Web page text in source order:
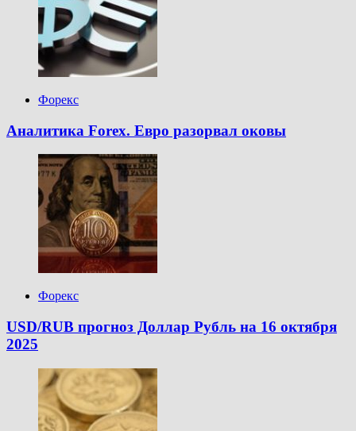
Форекс
Аналитика Forex. Евро разорвал оковы
Форекс
USD/RUB прогноз Доллар Рубль на 16 октября
2025